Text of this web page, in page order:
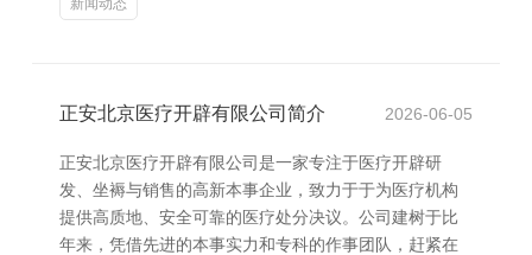
新闻动态
正安北京医疗开辟有限公司简介 2026-06-05
正安北京医疗开辟有限公司是一家专注于医疗开辟研
发、坐褥与销售的高新本事企业，致力于于为医疗机构
提供高质地、安全可靠的医疗处分决议。公司建树于比
年来，凭借先进的本事实力和专科的作事团队，赶紧在